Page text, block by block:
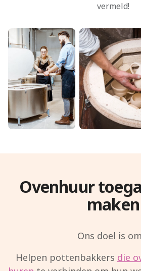
vermeld!
Ovenhuur
maken
Ons doel is
Helpen pottenbakkers die